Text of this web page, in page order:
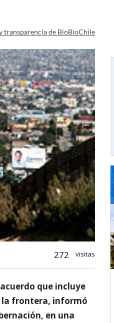
transparencia de BioBioChile
272 visitas
que incluye
la frontera, informó
en una